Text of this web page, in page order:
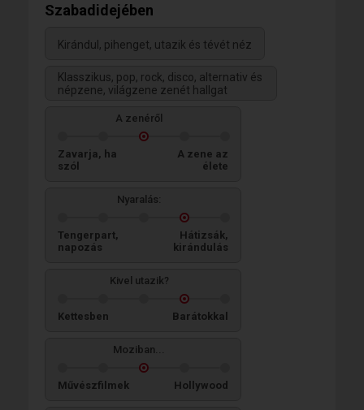
Szabadidejében
Kirándul, pihenget, utazik és tévét néz
Klasszikus, pop, rock, disco, alternativ és
népzene, világzene zenét hallgat
A zenéről
Zavarja, ha
szól
A zene az
élete
Nyaralás:
Tengerpart,
napozás
Hátizsák,
kirándulás
Kivel utazik?
Kettesben Barátokkal
Moziban...
Művészfilmek Hollywood